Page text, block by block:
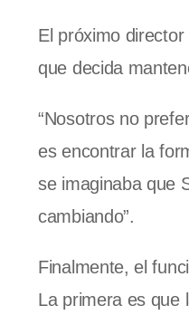
El próximo
que decida
“Nosotros no
es encontrar la
se imaginaba que
cambiando”.
Finalmente, el
La primera es que